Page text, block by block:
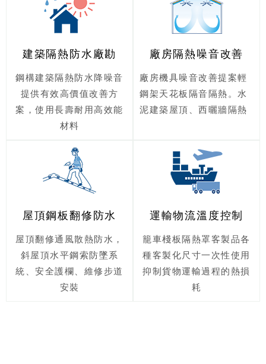
建築隔熱防水廠勘
鋼構建築隔熱防水降噪音
提供有效高價值改善方
案，使用長壽耐用高效能
材料
廠房隔熱噪音改善
廠房機具噪音改善提案輕
鋼架天花板隔音隔熱。水
泥建築屋頂、西曬牆隔熱
屋頂鋼板翻修防水
屋頂翻修通風散熱防水，
斜屋頂水平鋼索防墜系
統、安全護欄、維修步道
安裝
運輸物流溫度控制
籠車棧板隔熱罩客製品各
種客製化尺寸一次性使用
抑制貨物運輸過程的熱損
耗